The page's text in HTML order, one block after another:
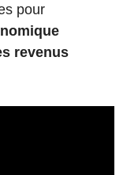
pour
revenus